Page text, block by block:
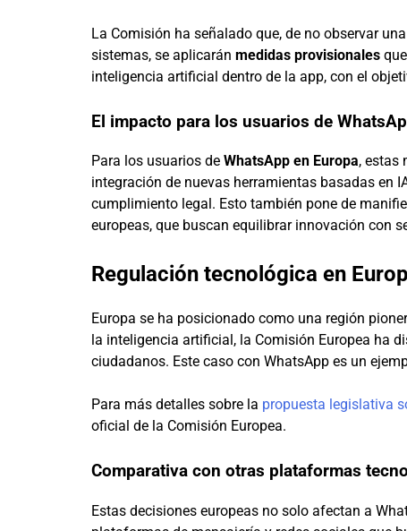
La Comisión ha señalado que, de no observar
sistemas, se aplicarán medidas provisionales
inteligencia artificial dentro de la app, con el
El impacto para los usuarios de
Para los usuarios de WhatsApp en Europa, estas
integración de nuevas herramientas basadas en
cumplimiento legal. Esto también pone de
europeas, que buscan equilibrar innovación con
Regulación tecnológica en
Europa se ha posicionado como una región
la inteligencia artificial, la Comisión Europea ha
ciudadanos. Este caso con WhatsApp es un
Para más detalles sobre la propuesta legislativa
oficial de la Comisión Europea.
Comparativa con otras plataformas
Estas decisiones europeas no solo afectan a